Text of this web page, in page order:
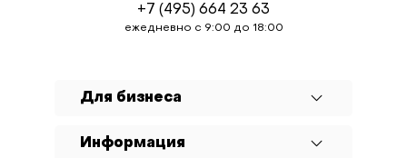
Для бизнеса
Информация
+7 (495) 664 23 63
ежедневно с 9:00 до 18:00